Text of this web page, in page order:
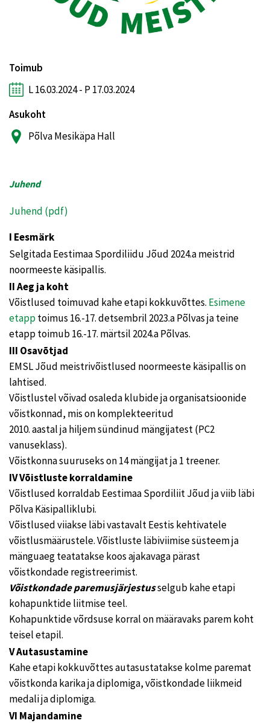
Toimub
L 16.03.2024 - P 17.03.2024
Asukoht
Põlva Mesikäpa Hall
Juhend
Juhend (pdf)
I Eesmärk
Selgitada Eestimaa Spordiliidu Jõud 2024.a meistrid
noormeeste käsipallis.
II Aeg ja koht
Võistlused toimuvad kahe etapi kokkuvõttes. Esimene
etapptoimus 16.-17. detsembril 2023.a Põlvas ja teine
etapp toimub 16.-17. märtsil 2024.a Põlvas.
III Osavõtjad
EMSL Jõud meistrivõistlused noormeeste käsipallis on
lahtised.
Võistlustel võivad osaleda klubide ja organisatsioonide
võistkonnad, mis on komplekteeritud
2010. aastal ja hiljem sündinud mängijatest (PC2
vanuseklass).
Võistkonna suuruseks on 14 mängijat ja 1 treener.
IV Võistluste korraldamine
Võistlused korraldab Eestimaa Spordiliit Jõud ja viib läbi
Põlva Käsipalliklubi.
Võistlused viiakse läbi vastavalt Eestis kehtivatele
võistlusmäärustele. Võistluste läbiviimise süsteem ja
mänguaeg teatatakse koos ajakavaga pärast
võistkondade registreerimist.
Võistkondade paremusjärjestusselgub kahe etapi
kohapunktide liitmise teel.
Kohapunktide võrdsuse korral on määravaks parem koht
teisel etapil.
V Autasustamine
Kahe etapi kokkuvõttes autasustatakse kolme paremat
võistkonda karika ja diplomiga, võistkondade liikmeid
medali ja diplomiga.
VI Majandamine